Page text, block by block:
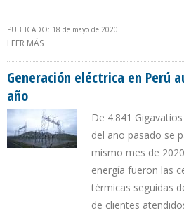
PUBLICADO: 18 de mayo de 2020
LEER MÁS
Generación eléctrica en Perú
año
De 4.841
del año pasado se
mismo mes de
energía fueron las
térmicas seguidas
de clientes